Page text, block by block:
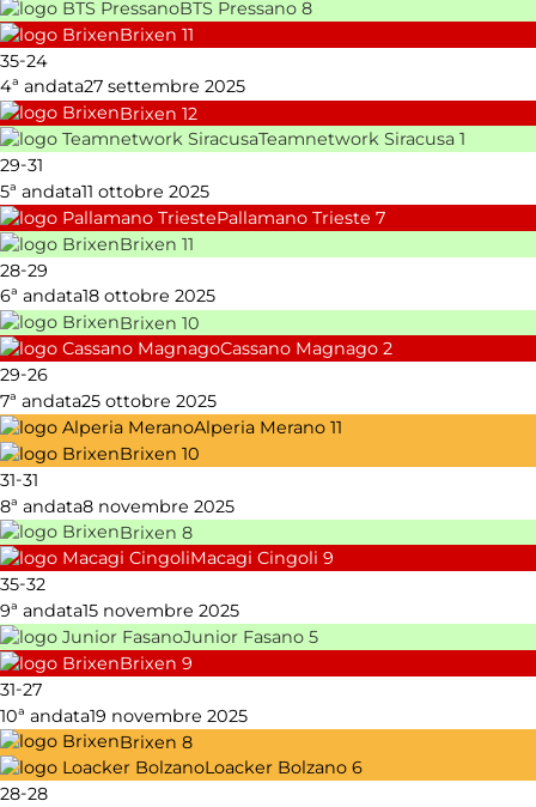
BTS Pressano 8
Brixen 11
35-24
4ª andata27 settembre 2025
Brixen 12
Teamnetwork Siracusa 1
29-31
5ª andata11 ottobre 2025
Pallamano Trieste 7
Brixen 11
28-29
6ª andata18 ottobre 2025
Brixen 10
Cassano Magnago 2
29-26
7ª andata25 ottobre 2025
Alperia Merano 11
Brixen 10
31-31
8ª andata8 novembre 2025
Brixen 8
Macagi Cingoli 9
35-32
9ª andata15 novembre 2025
Junior Fasano 5
Brixen 9
31-27
10ª andata19 novembre 2025
Brixen 8
Loacker Bolzano 6
28-28